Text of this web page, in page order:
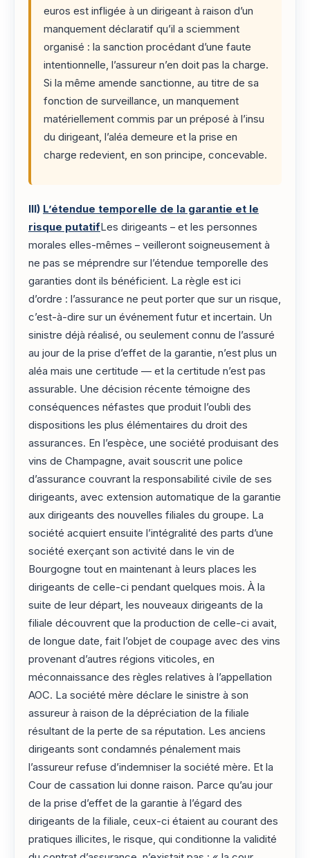
euros est infligée à un dirigeant à raison d’un
manquement déclaratif qu’il a sciemment
organisé : la sanction procédant d’une faute
intentionnelle, l’assureur n’en doit pas la charge.
Si la même amende sanctionne, au titre de sa
fonction de surveillance, un manquement
matériellement commis par un préposé à l’insu
du dirigeant, l’aléa demeure et la prise en
charge redevient, en son principe, concevable.
III) L’étendue temporelle de la garantie et le
risque putatifLes dirigeants – et les personnes
morales elles-mêmes – veilleront soigneusement à
ne pas se méprendre sur l’étendue temporelle des
garanties dont ils bénéficient. La règle est ici
d’ordre : l’assurance ne peut porter que sur un risque,
c’est-à-dire sur un événement futur et incertain. Un
sinistre déjà réalisé, ou seulement connu de l’assuré
au jour de la prise d’effet de la garantie, n’est plus un
aléa mais une certitude — et la certitude n’est pas
assurable. Une décision récente témoigne des
conséquences néfastes que produit l’oubli des
dispositions les plus élémentaires du droit des
assurances. En l’espèce, une société produisant des
vins de Champagne, avait souscrit une police
d’assurance couvrant la responsabilité civile de ses
dirigeants, avec extension automatique de la garantie
aux dirigeants des nouvelles filiales du groupe. La
société acquiert ensuite l’intégralité des parts d’une
société exerçant son activité dans le vin de
Bourgogne tout en maintenant à leurs places les
dirigeants de celle-ci pendant quelques mois. À la
suite de leur départ, les nouveaux dirigeants de la
filiale découvrent que la production de celle-ci avait,
de longue date, fait l’objet de coupage avec des vins
provenant d’autres régions viticoles, en
méconnaissance des règles relatives à l’appellation
AOC. La société mère déclare le sinistre à son
assureur à raison de la dépréciation de la filiale
résultant de la perte de sa réputation. Les anciens
dirigeants sont condamnés pénalement mais
l’assureur refuse d’indemniser la société mère. Et la
Cour de cassation lui donne raison. Parce qu’au jour
de la prise d’effet de la garantie à l’égard des
dirigeants de la filiale, ceux-ci étaient au courant des
pratiques illicites, le risque, qui conditionne la validité